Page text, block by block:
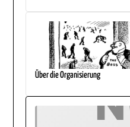
Über die Organisierung